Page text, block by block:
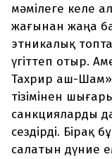
мәмілеге келе
жағынан жаңа
этникалық
үгіттеп отыр.
Тахрир аш-
тізімінен
санкцияларды
сездірді. Бірақ
салатын дүние